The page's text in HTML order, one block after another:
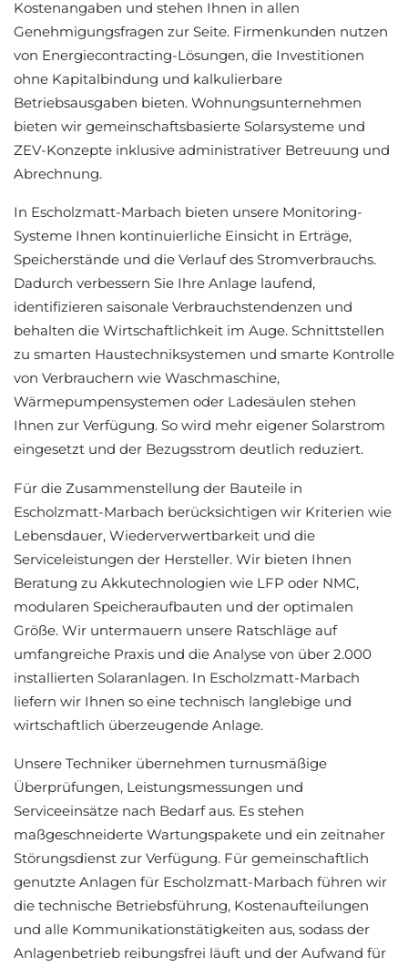
Kostenangaben und stehen Ihnen in allen
Genehmigungsfragen zur Seite. Firmenkunden nutzen
von Energiecontracting-Lösungen, die Investitionen
ohne Kapitalbindung und kalkulierbare
Betriebsausgaben bieten. Wohnungsunternehmen
bieten wir gemeinschaftsbasierte Solarsysteme und
ZEV-Konzepte inklusive administrativer Betreuung und
Abrechnung.
In Escholzmatt-Marbach bieten unsere Monitoring-
Systeme Ihnen kontinuierliche Einsicht in Erträge,
Speicherstände und die Verlauf des Stromverbrauchs.
Dadurch verbessern Sie Ihre Anlage laufend,
identifizieren saisonale Verbrauchstendenzen und
behalten die Wirtschaftlichkeit im Auge. Schnittstellen
zu smarten Haustechniksystemen und smarte Kontrolle
von Verbrauchern wie Waschmaschine,
Wärmepumpensystemen oder Ladesäulen stehen
Ihnen zur Verfügung. So wird mehr eigener Solarstrom
eingesetzt und der Bezugsstrom deutlich reduziert.
Für die Zusammenstellung der Bauteile in
Escholzmatt-Marbach berücksichtigen wir Kriterien wie
Lebensdauer, Wiederverwertbarkeit und die
Serviceleistungen der Hersteller. Wir bieten Ihnen
Beratung zu Akkutechnologien wie LFP oder NMC,
modularen Speicheraufbauten und der optimalen
Größe. Wir untermauern unsere Ratschläge auf
umfangreiche Praxis und die Analyse von über 2.000
installierten Solaranlagen. In Escholzmatt-Marbach
liefern wir Ihnen so eine technisch langlebige und
wirtschaftlich überzeugende Anlage.
Unsere Techniker übernehmen turnusmäßige
Überprüfungen, Leistungsmessungen und
Serviceeinsätze nach Bedarf aus. Es stehen
maßgeschneiderte Wartungspakete und ein zeitnaher
Störungsdienst zur Verfügung. Für gemeinschaftlich
genutzte Anlagen für Escholzmatt-Marbach führen wir
die technische Betriebsführung, Kostenaufteilungen
und alle Kommunikationstätigkeiten aus, sodass der
Anlagenbetrieb reibungsfrei läuft und der Aufwand für